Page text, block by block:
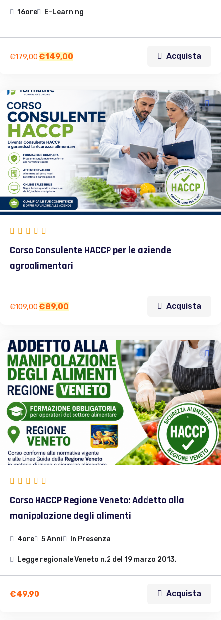
16ore E-Learning
€179,00€149,00 Acquista
Corso Consulente HACCP per le aziende
agroalimentari
€109,00€89,00 Acquista
Corso HACCP Regione Veneto: Addetto alla
manipolazione degli alimenti
4ore 5 Anni In Presenza
Legge regionale Veneto n.2 del 19 marzo 2013.
€49,90 Acquista